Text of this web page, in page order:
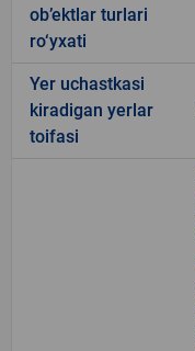
ob’ektlar turlari
ro‘yxati
Yer uchastkasi
kiradigan yerlar
toifasi